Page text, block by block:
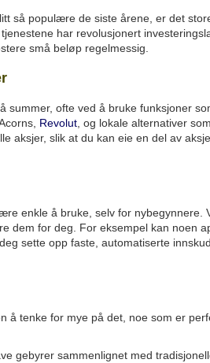
så populære de siste årene, er det
har revolusjonert
små beløp regelmessig.
summer, ofte ved å bruke funksjoner
Revolut , og lokale alternativer
aksjer, slik at du kan eie en del av
enkle å bruke, selv for nybegynnere.
dem for deg. For eksempel kan noen
sette opp faste, automatiserte
å tenke for mye på det, noe som er
gebyrer sammenlignet med